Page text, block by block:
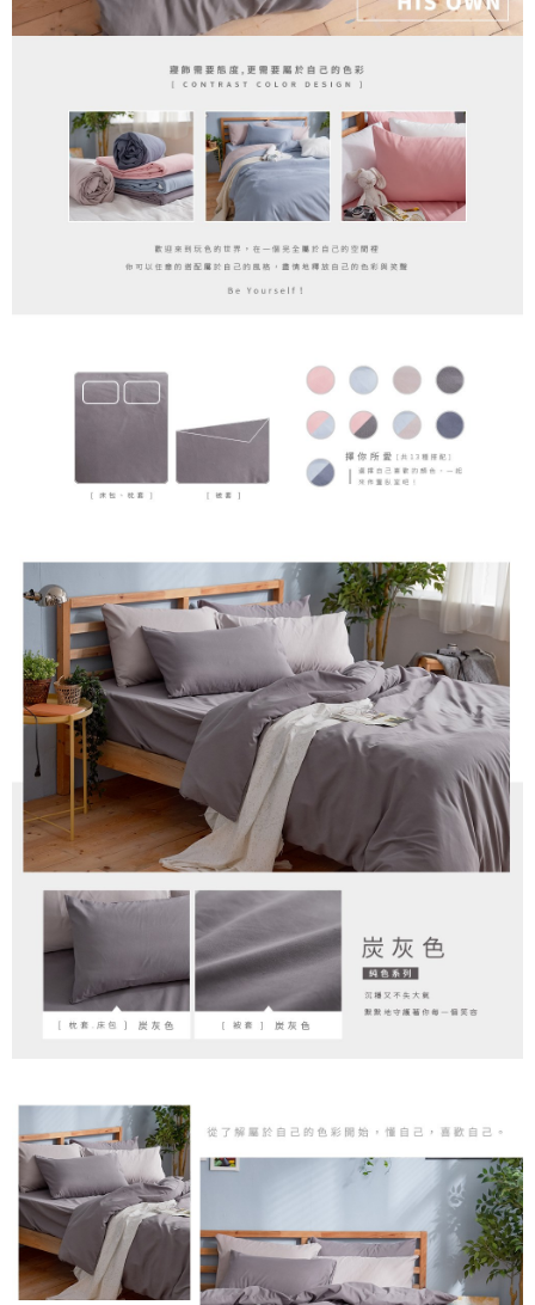
【注意事項】
易，需依本服務之必要範圍內提供個人資料，並將交易相關給付款項請求債
權轉讓予恩沛科技股份有限公司。
２．關於個人資料處理事宜，請瀏覽以下網址：
https://aftee.tw/terms/#terms3
３．未成年的使用者請事先徵得法定代理人或監護人之同意方可使用
「AFTEE先享後付」，若未經同意申辦者引起之損失，本公司不負相關責
４．使用「AFTEE先享後付」時，將依據個別帳號之用戶狀況，依本公司即
請求用戶進行身份認證。
付款後7-11取貨
每筆NT$80，滿NT$999(含以上)免運費